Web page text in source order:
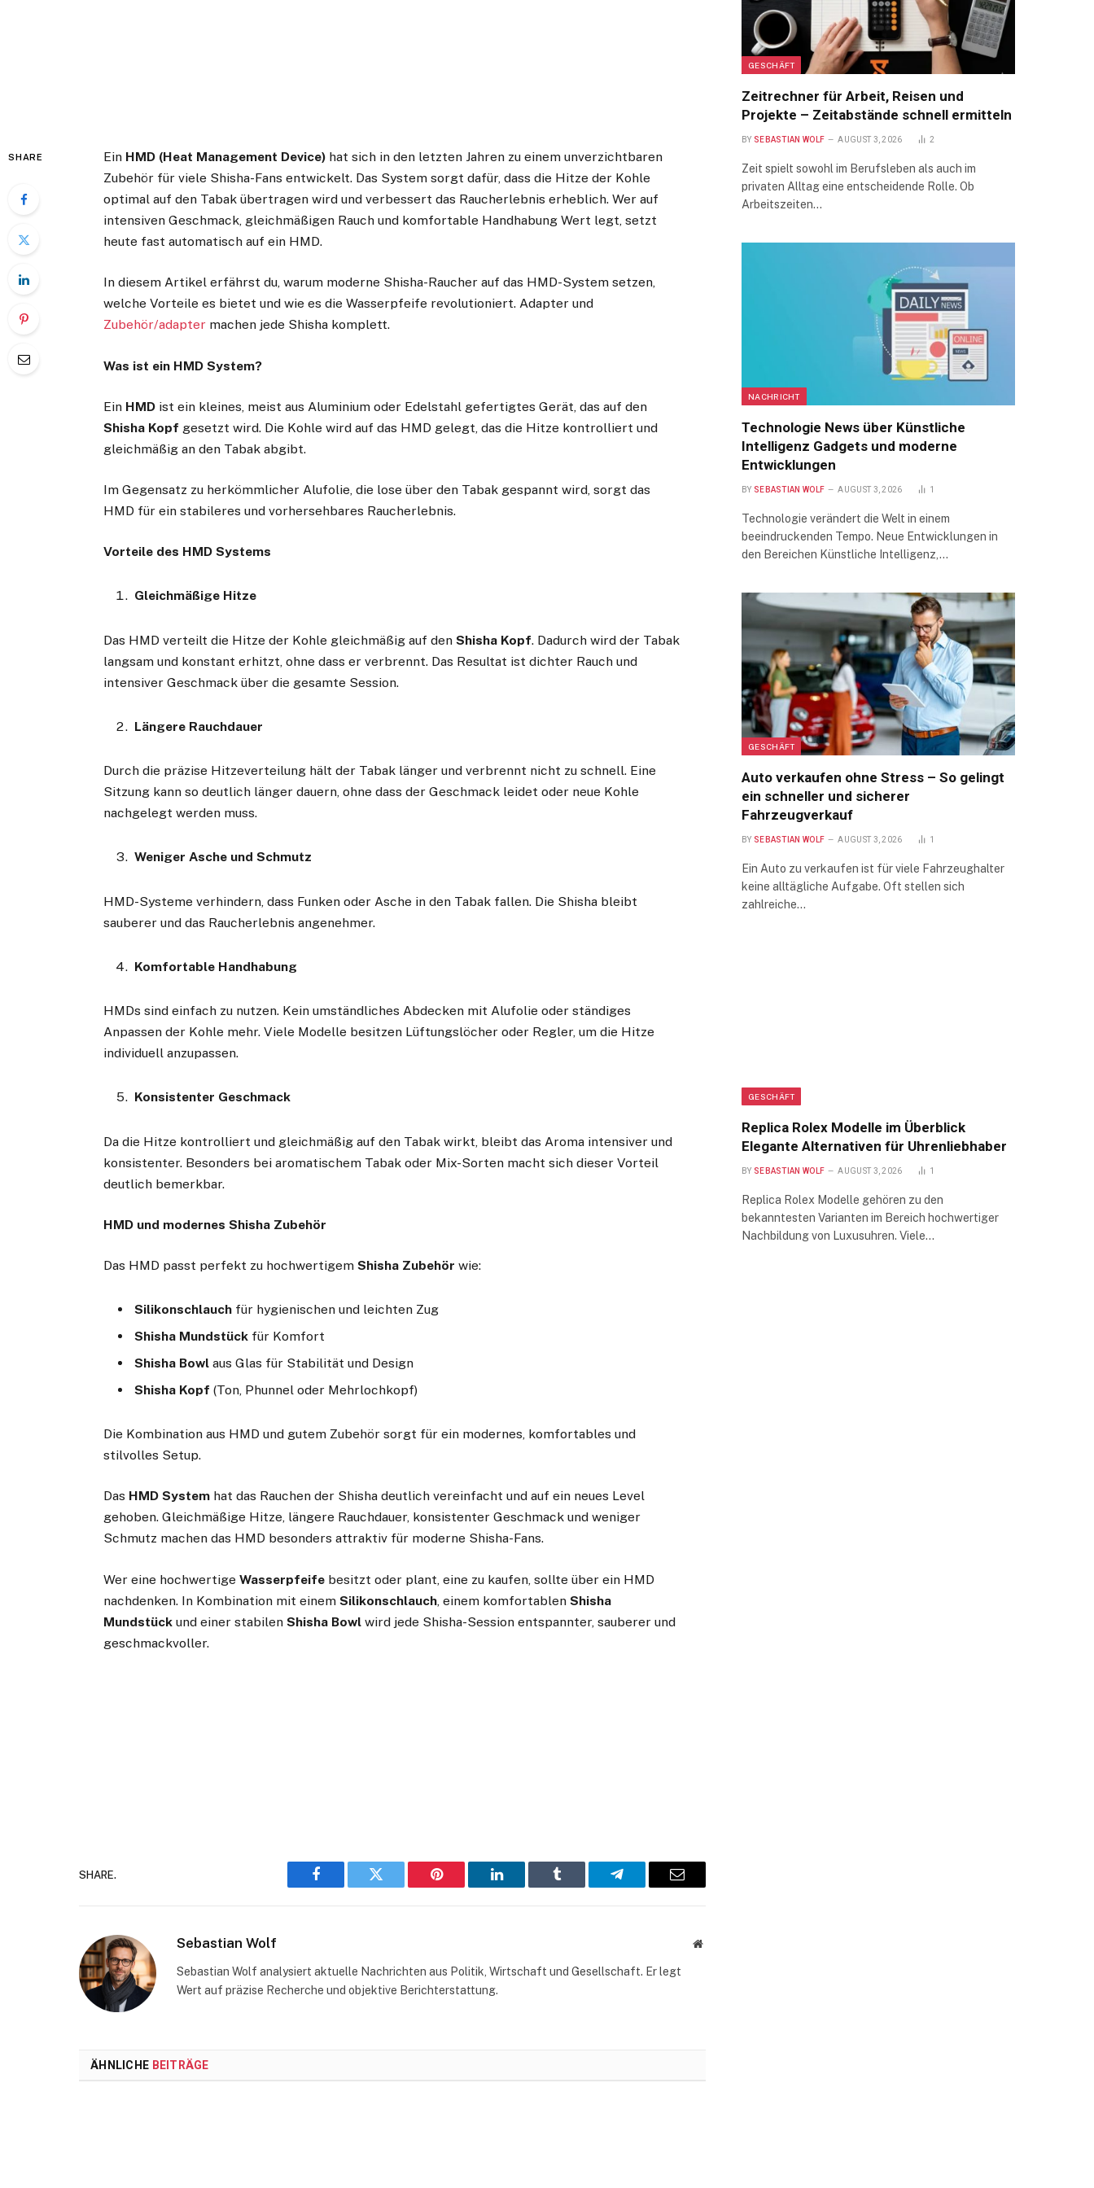
SHARE Ein HMD (Heat Management Device) hat sich in den letzten Jahren zu einem unverzichtbaren
Zubehör für viele Shisha-Fans entwickelt. Das System sorgt dafür, dass die Hitze der Kohle
optimal auf den Tabak übertragen wird und verbessert das Raucherlebnis erheblich. Wer auf
intensiven Geschmack, gleichmäßigen Rauch und komfortable Handhabung Wert legt, setzt
heute fast automatisch auf ein HMD.
In diesem Artikel erfährst du, warum moderne Shisha-Raucher auf das HMD-System setzen,
welche Vorteile es bietet und wie es die Wasserpfeife revolutioniert. Adapter und
Zubehör/adapter machen jede Shisha komplett.
Was ist ein HMD System?
Ein HMD ist ein kleines, meist aus Aluminium oder Edelstahl gefertigtes Gerät, das auf den
Shisha Kopf gesetzt wird. Die Kohle wird auf das HMD gelegt, das die Hitze kontrolliert und
gleichmäßig an den Tabak abgibt.
Im Gegensatz zu herkömmlicher Alufolie, die lose über den Tabak gespannt wird, sorgt das
HMD für ein stabileres und vorhersehbares Raucherlebnis.
Vorteile des HMD Systems
Gleichmäßige Hitze
Das HMD verteilt die Hitze der Kohle gleichmäßig auf denShisha Kopf. Dadurch wird der Tabak
langsam und konstant erhitzt, ohne dass er verbrennt. Das Resultat ist dichter Rauch und
intensiver Geschmack über die gesamte Session.
Längere Rauchdauer
Durch die präzise Hitzeverteilung hält der Tabak länger und verbrennt nicht zu schnell. Eine
Sitzung kann so deutlich länger dauern, ohne dass der Geschmack leidet oder neue Kohle
nachgelegt werden muss.
Weniger Asche und Schmutz
HMD-Systeme verhindern, dass Funken oder Asche in den Tabak fallen. Die Shisha bleibt
sauberer und das Raucherlebnis angenehmer.
Komfortable Handhabung
HMDs sind einfach zu nutzen. Kein umständliches Abdecken mit Alufolie oder ständiges
Anpassen der Kohle mehr. Viele Modelle besitzen Lüftungslöcher oder Regler, um die Hitze
individuell anzupassen.
Konsistenter Geschmack
Da die Hitze kontrolliert und gleichmäßig auf den Tabak wirkt, bleibt das Aroma intensiver und
konsistenter. Besonders bei aromatischem Tabak oder Mix-Sorten macht sich dieser Vorteil
deutlich bemerkbar.
HMD und modernes Shisha Zubehör
Das HMD passt perfekt zu hochwertigemShisha Zubehör wie:
Silikonschlauch für hygienischen und leichten Zug
Shisha Mundstück für Komfort
Shisha Bowl aus Glas für Stabilität und Design
Shisha Kopf (Ton, Phunnel oder Mehrlochkopf)
Die Kombination aus HMD und gutem Zubehör sorgt für ein modernes, komfortables und
stilvolles Setup.
Das HMD System hat das Rauchen der Shisha deutlich vereinfacht und auf ein neues Level
gehoben. Gleichmäßige Hitze, längere Rauchdauer, konsistenter Geschmack und weniger
Schmutz machen das HMD besonders attraktiv für moderne Shisha-Fans.
Wer eine hochwertigeWasserpfeife besitzt oder plant, eine zu kaufen, sollte über ein HMD
nachdenken. In Kombination mit einemSilikonschlauch , einem komfortablenShisha
Mundstück und einer stabilenShisha Bowl wird jede Shisha-Session entspannter, sauberer und
geschmackvoller.
SHARE.
Facebook Twitter Pinterest LinkedIn Tumblr Telegram Email
Sebastian Wolf Website
Sebastian Wolf analysiert aktuelle Nachrichten aus Politik, Wirtschaft und Gesellschaft. Er legt
Wert auf präzise Recherche und objektive Berichterstattung.
ÄHNLICHE BEITRÄGE
GESCHÄFT
Zeitrechner für Arbeit, Reisen und
Projekte – Zeitabstände schnell ermitteln
BY SEBASTIAN WOLF AUGUST 3, 2026 2
Zeit spielt sowohl im Berufsleben als auch im
privaten Alltag eine entscheidende Rolle. Ob
Arbeitszeiten…
NACHRICHT
Technologie News über Künstliche
Intelligenz Gadgets und moderne
Entwicklungen
BY SEBASTIAN WOLF AUGUST 3, 2026 1
Technologie verändert die Welt in einem
beeindruckenden Tempo. Neue Entwicklungen in
den Bereichen Künstliche Intelligenz,…
GESCHÄFT
Auto verkaufen ohne Stress – So gelingt
ein schneller und sicherer
Fahrzeugverkauf
BY SEBASTIAN WOLF AUGUST 3, 2026 1
Ein Auto zu verkaufen ist für viele Fahrzeughalter
keine alltägliche Aufgabe. Oft stellen sich
zahlreiche…
GESCHÄFT
Replica Rolex Modelle im Überblick
Elegante Alternativen für Uhrenliebhaber
BY SEBASTIAN WOLF AUGUST 3, 2026 1
Replica Rolex Modelle gehören zu den
bekanntesten Varianten im Bereich hochwertiger
Nachbildung von Luxusuhren. Viele…